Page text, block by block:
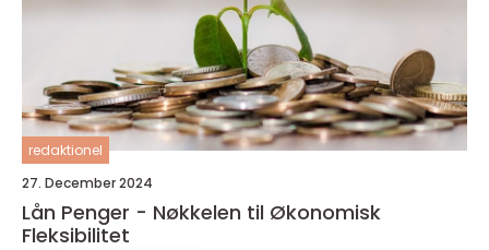
redaktionel
27. December 2024
Lån Penger - Nøkkelen til Økonomisk
Fleksibilitet